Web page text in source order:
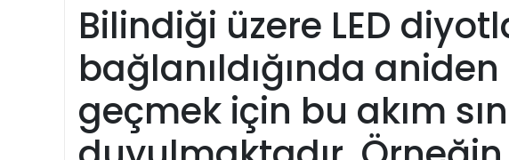
Bilindiği üzere LED
bağlanıldığında
geçmek için bu akım